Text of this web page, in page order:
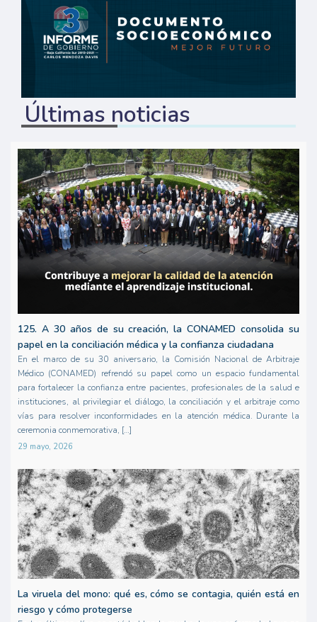
Últimas noticias
125. A 30 años de su creación, la CONAMED consolida su
papel en la conciliación médica y la confianza ciudadana
En el marco de su 30 aniversario, la Comisión Nacional de Arbitraje
Médico (CONAMED) refrendó su papel como un espacio fundamental
para fortalecer la confianza entre pacientes, profesionales de la salud e
instituciones, al privilegiar el diálogo, la conciliación y el arbitraje como
vías para resolver inconformidades en la atención médica. Durante la
ceremonia conmemorativa, […]
29 mayo, 2026
La viruela del mono: qué es, cómo se contagia, quién está en
riesgo y cómo protegerse